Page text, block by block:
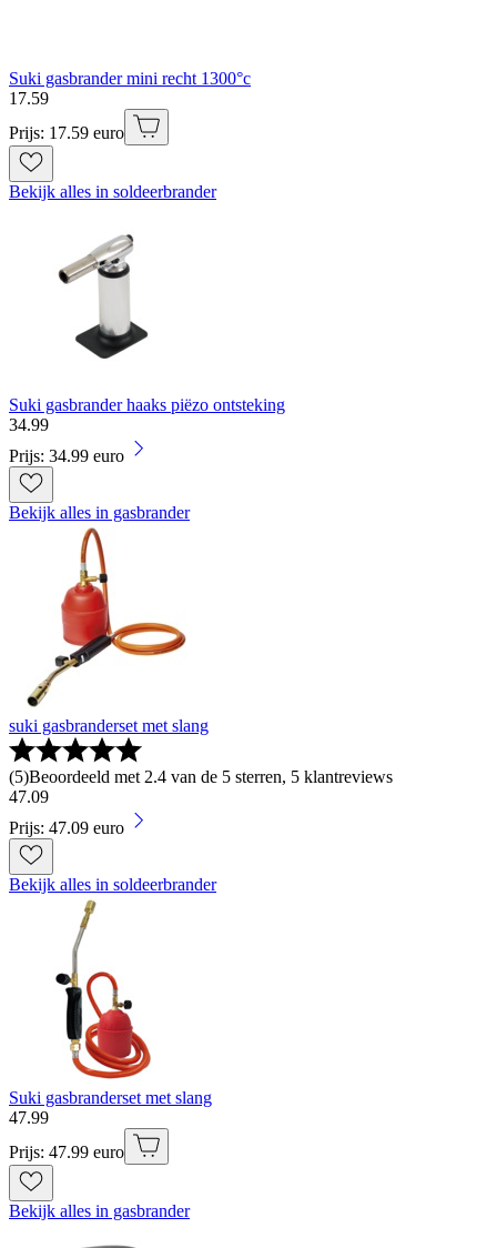
Suki gasbrander mini recht 1300°c
17.59
Prijs: 17.59 euro
Bekijk alles in soldeerbrander
Suki gasbrander haaks piëzo ontsteking
34.99
Prijs: 34.99 euro
Bekijk alles in gasbrander
suki gasbranderset met slang
(5)Beoordeeld met 2.4 van de 5 sterren, 5 klantreviews
47.09
Prijs: 47.09 euro
Bekijk alles in soldeerbrander
Suki gasbranderset met slang
47.99
Prijs: 47.99 euro
Bekijk alles in gasbrander